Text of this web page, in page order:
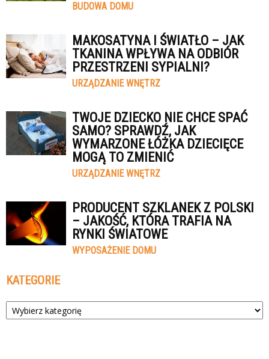
BUDOWA DOMU
MAKOSATYNA I ŚWIATŁO – JAK
TKANINA WPŁYWA NA ODBIÓR
PRZESTRZENI SYPIALNI?
URZĄDZANIE WNĘTRZ
TWOJE DZIECKO NIE CHCE SPAĆ
SAMO? SPRAWDŹ, JAK
WYMARZONE ŁÓŻKA DZIECIĘCE
MOGĄ TO ZMIENIĆ
URZĄDZANIE WNĘTRZ
PRODUCENT SZKLANEK Z POLSKI
– JAKOŚĆ, KTÓRA TRAFIA NA
RYNKI ŚWIATOWE
WYPOSAŻENIE DOMU
KATEGORIE
Kategorie